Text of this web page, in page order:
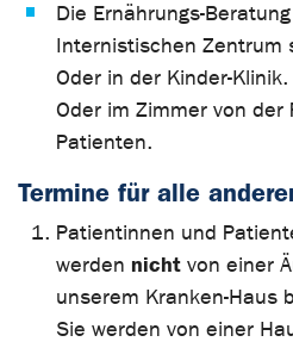
Die Ernährungs-
Internistischen Zentrum
Oder in der Kinder-Klinik.
Oder im Zimmer von der
Patienten.
Termine für alle
Patientinnen und
werden nicht von einer
unserem Kranken-Haus
Sie werden von einer